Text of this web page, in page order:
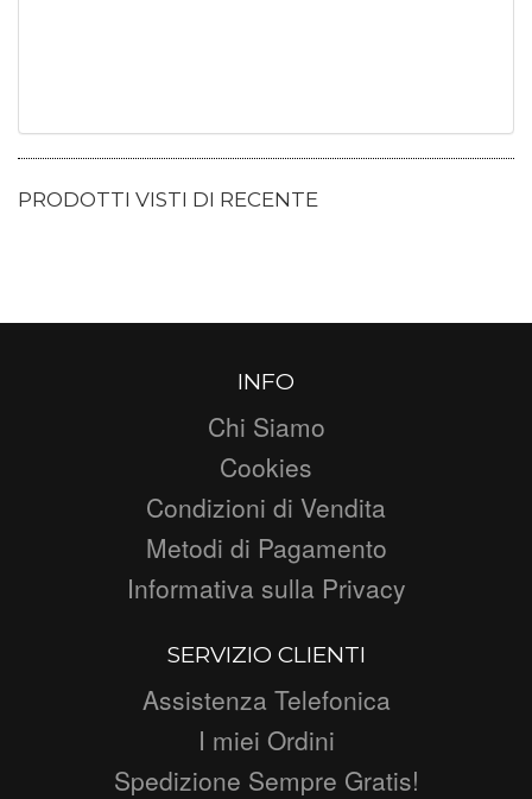
PRODOTTI VISTI DI RECENTE
INFO
Chi Siamo
Cookies
Condizioni di Vendita
Metodi di Pagamento
Informativa sulla Privacy
SERVIZIO CLIENTI
Assistenza Telefonica
I miei Ordini
Spedizione Sempre Gratis!